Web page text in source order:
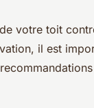
votre toit
il est